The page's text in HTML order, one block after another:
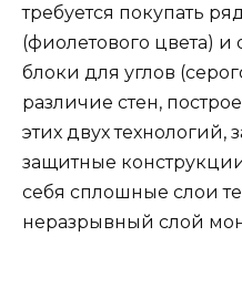
требуется покупать
(фиолетового цвета)
блоки для углов
различие стен,
этих двух технологий,
защитные
себя сплошные слои
неразрывный слой